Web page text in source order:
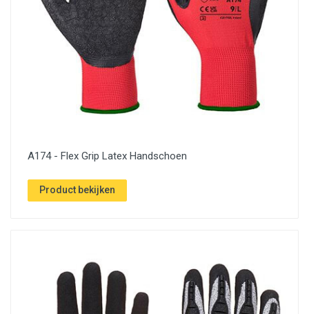
A174 - Flex Grip Latex Handschoen
Product bekijken